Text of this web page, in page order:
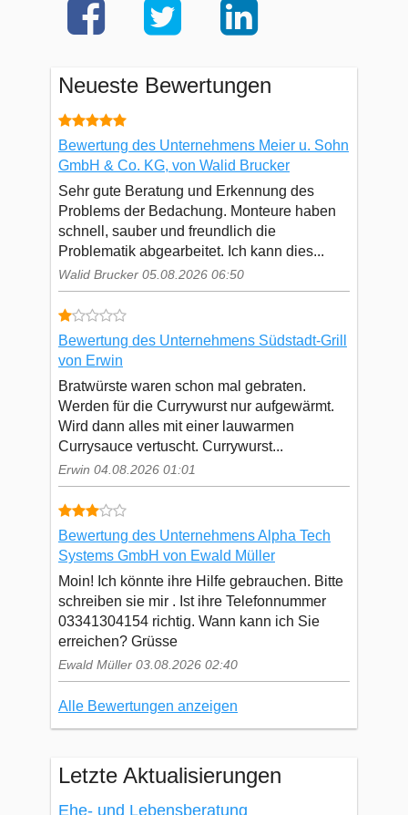
Neueste Bewertungen
Bewertung des Unternehmens Meier u. Sohn
GmbH & Co. KG, von Walid Brucker
Sehr gute Beratung und Erkennung des
Problems der Bedachung. Monteure haben
schnell, sauber und freundlich die
Problematik abgearbeitet. Ich kann dies...
Walid Brucker 05.08.2026 06:50
Bewertung des Unternehmens Südstadt-Grill
von Erwin
Bratwürste waren schon mal gebraten.
Werden für die Currywurst nur aufgewärmt.
Wird dann alles mit einer lauwarmen
Currysauce vertuscht. Currywurst...
Erwin 04.08.2026 01:01
Bewertung des Unternehmens Alpha Tech
Systems GmbH von Ewald Müller
Moin! Ich könnte ihre Hilfe gebrauchen. Bitte
schreiben sie mir . Ist ihre Telefonnummer
03341304154 richtig. Wann kann ich Sie
erreichen? Grüsse
Ewald Müller 03.08.2026 02:40
Alle Bewertungen anzeigen
Letzte Aktualisierungen
Ehe- und Lebensberatung